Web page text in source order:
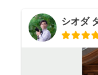
シオダ